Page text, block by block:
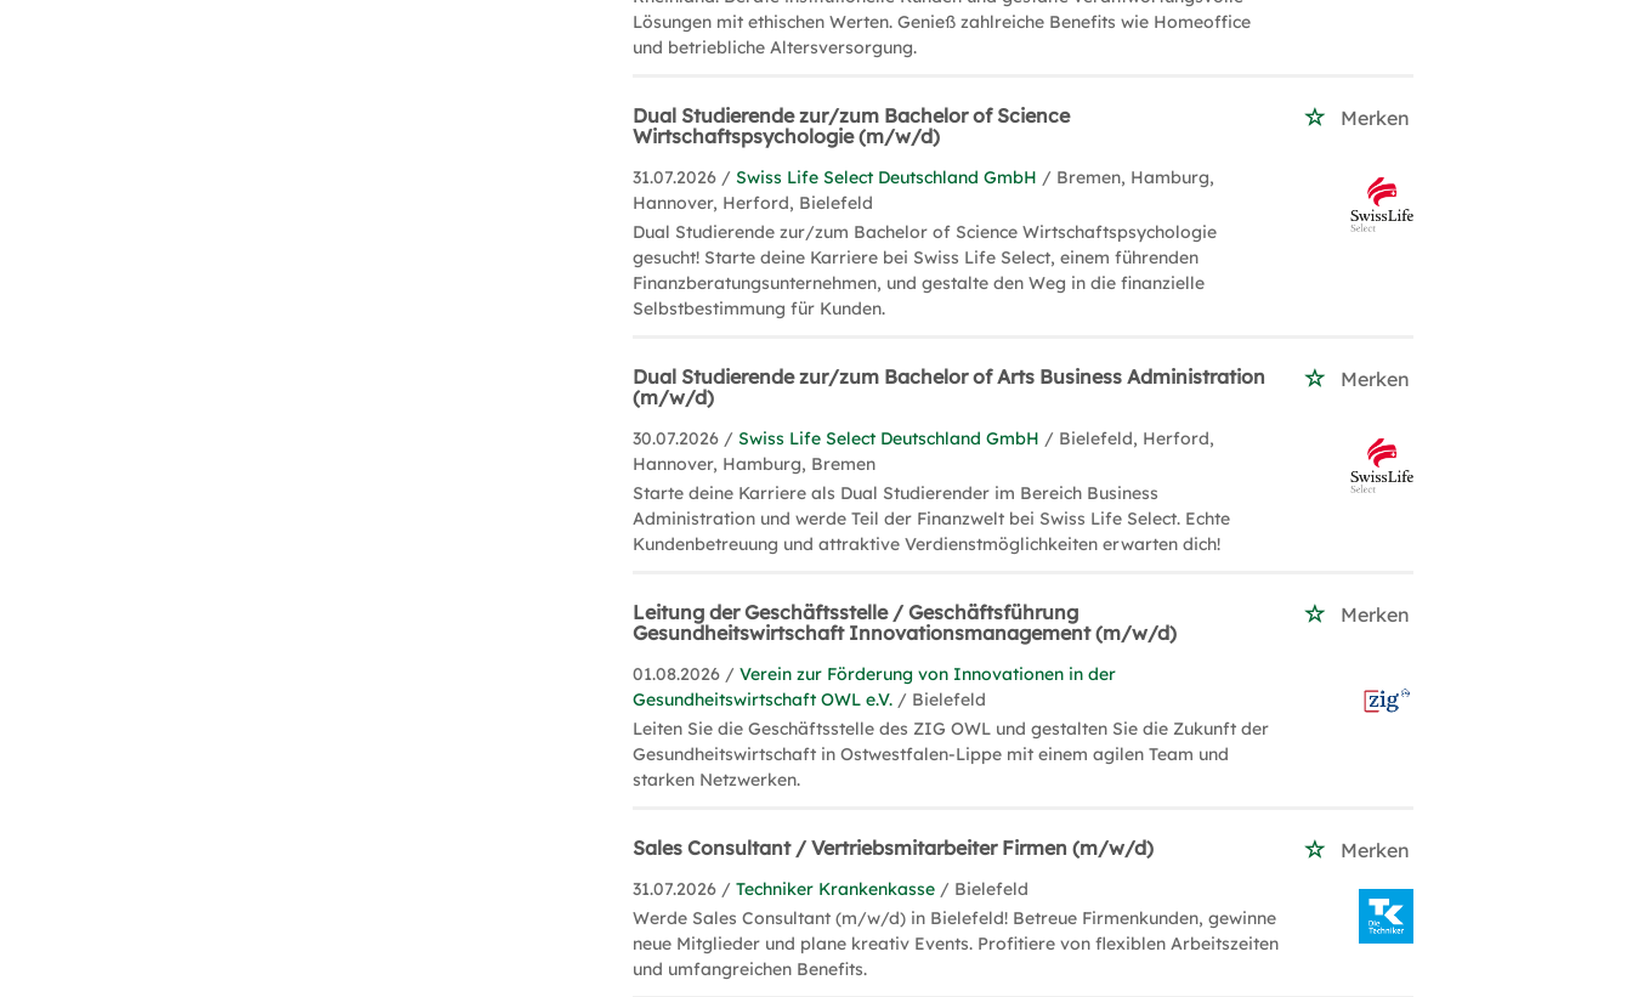
Lösungen mit ethischen Werten. Genieß zahlreiche Benefits wie Homeoffice
und betriebliche Altersversorgung.
Dual Studierende zur/zum Bachelor of Science
Wirtschaftspsychologie (m/w/d)
Merken
31.07.2026 /Swiss Life Select Deutschland GmbH / Bremen, Hamburg,
Hannover, Herford, Bielefeld
Dual Studierende zur/zum Bachelor of Science Wirtschaftspsychologie
gesucht! Starte deine Karriere bei Swiss Life Select, einem führenden
Finanzberatungsunternehmen, und gestalte den Weg in die finanzielle
Selbstbestimmung für Kunden.
Dual Studierende zur/zum Bachelor of Arts Business Administration
(m/w/d)
Merken
30.07.2026 /Swiss Life Select Deutschland GmbH / Bielefeld, Herford,
Hannover, Hamburg, Bremen
Starte deine Karriere als Dual Studierender im Bereich Business
Administration und werde Teil der Finanzwelt bei Swiss Life Select. Echte
Kundenbetreuung und attraktive Verdienstmöglichkeiten erwarten dich!
Leitung der Geschäftsstelle / Geschäftsführung
Gesundheitswirtschaft Innovationsmanagement (m/w/d)
Merken
01.08.2026 /Verein zur Förderung von Innovationen in der
Gesundheitswirtschaft OWL e.V. / Bielefeld
Leiten Sie die Geschäftsstelle des ZIG OWL und gestalten Sie die Zukunft der
Gesundheitswirtschaft in Ostwestfalen-Lippe mit einem agilen Team und
starken Netzwerken.
Sales Consultant / Vertriebsmitarbeiter Firmen (m/w/d) Merken
31.07.2026 /Techniker Krankenkasse / Bielefeld
Werde Sales Consultant (m/w/d) in Bielefeld! Betreue Firmenkunden, gewinne
neue Mitglieder und plane kreativ Events. Profitiere von flexiblen Arbeitszeiten
und umfangreichen Benefits.